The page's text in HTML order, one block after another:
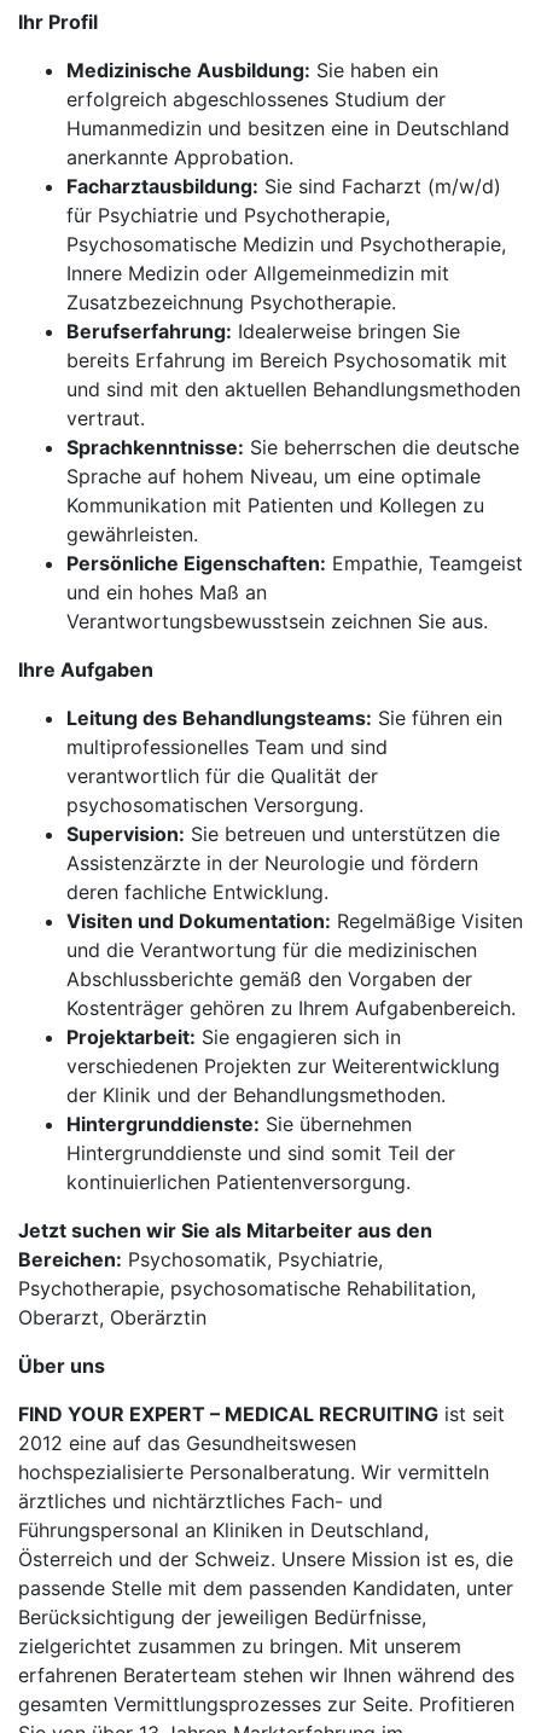
Ihr Profil
Medizinische Ausbildung: Sie haben ein
erfolgreich abgeschlossenes Studium der
Humanmedizin und besitzen eine in Deutschland
anerkannte Approbation.
Facharztausbildung: Sie sind Facharzt (m/w/d)
für Psychiatrie und Psychotherapie,
Psychosomatische Medizin und Psychotherapie,
Innere Medizin oder Allgemeinmedizin mit
Zusatzbezeichnung Psychotherapie.
Berufserfahrung: Idealerweise bringen Sie
bereits Erfahrung im Bereich Psychosomatik mit
und sind mit den aktuellen Behandlungsmethoden
vertraut.
Sprachkenntnisse: Sie beherrschen die deutsche
Sprache auf hohem Niveau, um eine optimale
Kommunikation mit Patienten und Kollegen zu
gewährleisten.
Persönliche Eigenschaften: Empathie, Teamgeist
und ein hohes Maß an
Verantwortungsbewusstsein zeichnen Sie aus.
Ihre Aufgaben
Leitung des Behandlungsteams: Sie führen ein
multiprofessionelles Team und sind
verantwortlich für die Qualität der
psychosomatischen Versorgung.
Supervision: Sie betreuen und unterstützen die
Assistenzärzte in der Neurologie und fördern
deren fachliche Entwicklung.
Visiten und Dokumentation: Regelmäßige Visiten
und die Verantwortung für die medizinischen
Abschlussberichte gemäß den Vorgaben der
Kostenträger gehören zu Ihrem Aufgabenbereich.
Projektarbeit: Sie engagieren sich in
verschiedenen Projekten zur Weiterentwicklung
der Klinik und der Behandlungsmethoden.
Hintergrunddienste: Sie übernehmen
Hintergrunddienste und sind somit Teil der
kontinuierlichen Patientenversorgung.
Jetzt suchen wir Sie als Mitarbeiter aus den
Bereichen: Psychosomatik, Psychiatrie,
Psychotherapie, psychosomatische Rehabilitation,
Oberarzt, Oberärztin
Über uns
FIND YOUR EXPERT – MEDICAL RECRUITING ist seit
2012 eine auf das Gesundheitswesen
hochspezialisierte Personalberatung. Wir vermitteln
ärztliches und nichtärztliches Fach- und
Führungspersonal an Kliniken in Deutschland,
Österreich und der Schweiz. Unsere Mission ist es, die
passende Stelle mit dem passenden Kandidaten, unter
Berücksichtigung der jeweiligen Bedürfnisse,
zielgerichtet zusammen zu bringen. Mit unserem
erfahrenen Beraterteam stehen wir Ihnen während des
gesamten Vermittlungsprozesses zur Seite. Profitieren